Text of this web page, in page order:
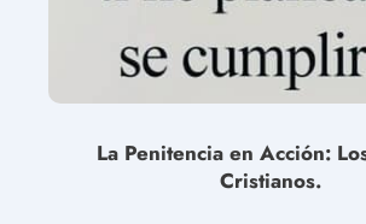
La Penitencia en Acción:
Cristianos.